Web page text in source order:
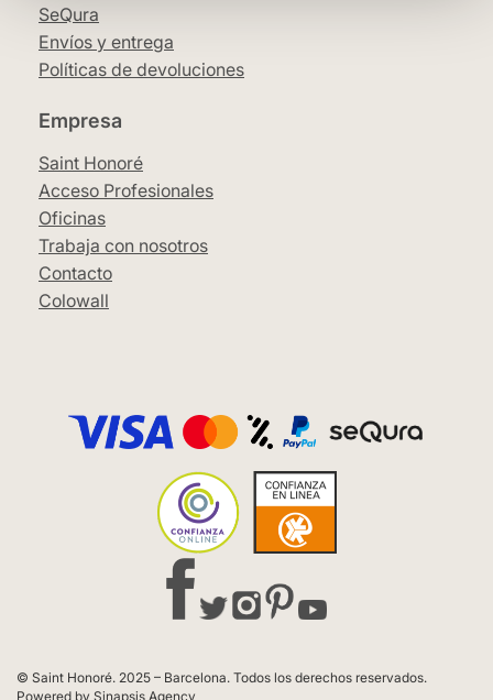
© Saint Honoré. 2025 – Barcelona. Todos los derechos reservados.
Powered by Sinapsis Agency
SeQura
Envíos y entrega
Políticas de devoluciones
Empresa
Saint Honoré
Acceso Profesionales
Oficinas
Trabaja con nosotros
Contacto
Colowall